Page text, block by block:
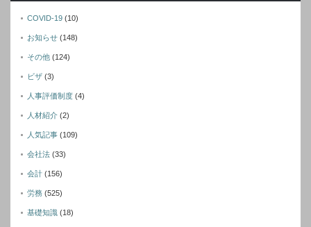
COVID-19 (10)
お知らせ (148)
その他 (124)
ビザ (3)
人事評価制度 (4)
人材紹介 (2)
人気記事 (109)
会社法 (33)
会計 (156)
労務 (525)
基礎知識 (18)